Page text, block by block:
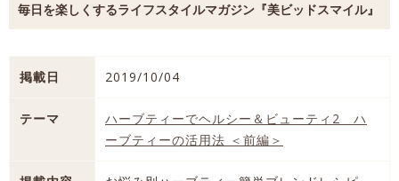
毎日を楽しくするライフスタイルマガジン『美ビッドスマイル』
掲載日 2019/10/04
テーマ
ハーブティーでヘルシー＆ビューティ2 ハ
ーブティーの活用法 ＜前編＞